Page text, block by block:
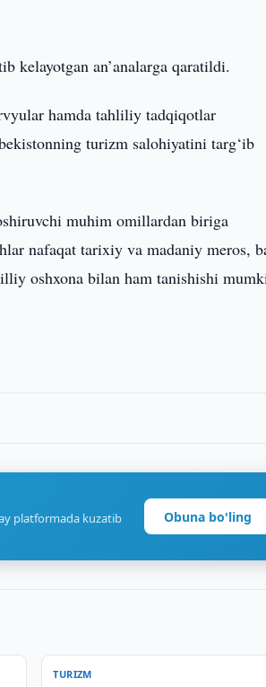
kelayotgan an’analarga qaratildi.
hamda tahliliy tadqiqotlar
turizm salohiyatini targ‘ib
muhim omillardan biriga
nafaqat tarixiy va madaniy meros,
oshxona bilan ham tanishishi
platformada kuzatib
Obuna bo'ling
TURIZM